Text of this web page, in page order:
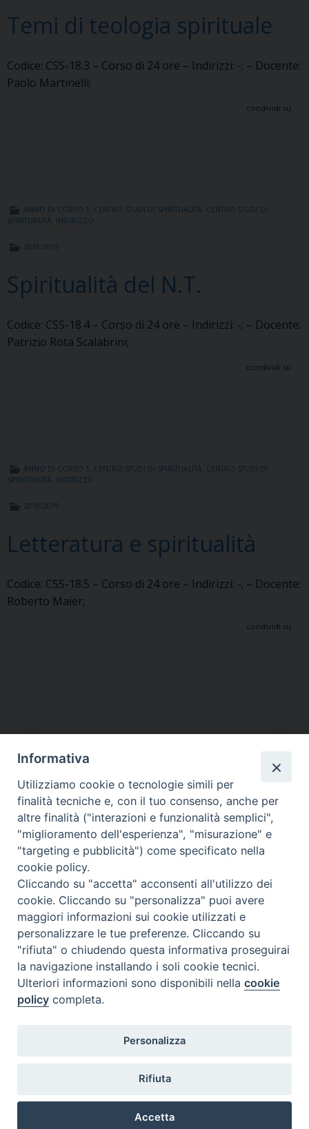
Temi di teologia spirituale
Codice: CSS-18.3 – Corso di 24 ore – Indirizzi: -; – Docente:
Paolo Martinelli;
condividi su
ANNO DI CORSO 1 CENTRO STUDI DI SPIRITUALITÀ CENTRO STUDI DI
SPIRITUALITÀ INDIRIZZO -
2018/2019
Spiritualità del N.T.
Codice: CSS-18.4 – Corso di 24 ore – Indirizzi: -; – Docente:
Patrizio Rota Scalabrini;
condividi su
ANNO DI CORSO 1 CENTRO STUDI DI SPIRITUALITÀ CENTRO STUDI DI
SPIRITUALITÀ INDIRIZZO -
2018/2019
Letteratura e spiritualità
Codice: CSS-18.5 – Corso di 24 ore – Indirizzi: -; – Docente:
Roberto Maier;
condividi su
P
Dove siamo Privacy Policy
Chiesa Cattolica Italiana
La Santa Sede
Avepro
Servizio nazionale per gli studi superiori di teologia e di
scienze religiose
Facoltà Teologica dell'Italia Settentrionale
facebookyoutube
Informativa
Utilizziamo cookie o tecnologie simili per
finalità tecniche e, con il tuo consenso, anche per
altre finalità ("interazioni e funzionalità semplici",
"miglioramento dell'esperienza", "misurazione" e
"targeting e pubblicità") come specificato nella
cookie policy.
Cliccando su "accetta" acconsenti all'utilizzo dei
cookie. Cliccando su "personalizza" puoi avere
maggiori informazioni sui cookie utilizzati e
personalizzare le tue preferenze. Cliccando su
"rifiuta" o chiudendo questa informativa proseguirai
la navigazione installando i soli cookie tecnici.
Ulteriori informazioni sono disponibili nellacookie
policy completa.
Personalizza
Rifiuta
Accetta